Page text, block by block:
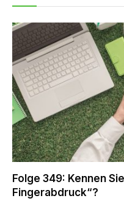
Folge 349: Kennen
Fingerabdruck“?